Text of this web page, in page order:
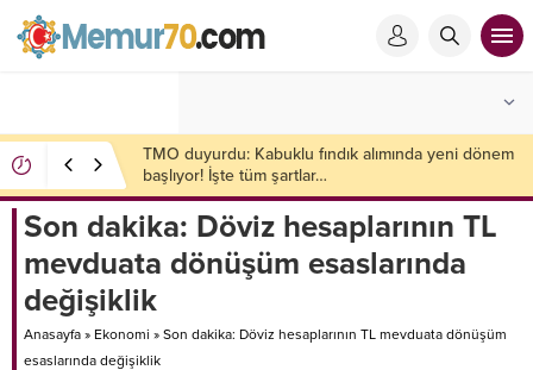
2008 krizini bilen ekonomistten kritik uyarı! Çöküş
kapıda
Son dakika: Döviz hesaplarının TL
mevduata dönüşüm esaslarında
değişiklik
Anasayfa » Ekonomi » Son dakika: Döviz hesaplarının TL mevduata dönüşüm
esaslarında değişiklik